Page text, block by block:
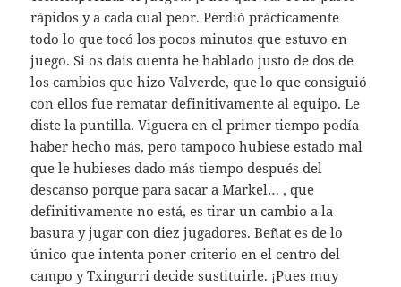
rápidos y a cada cual peor. Perdió prácticamente
todo lo que tocó los pocos minutos que estuvo en
juego. Si os dais cuenta he hablado justo de dos de
los cambios que hizo Valverde, que lo que consiguió
con ellos fue rematar definitivamente al equipo. Le
diste la puntilla. Viguera en el primer tiempo podía
haber hecho más, pero tampoco hubiese estado mal
que le hubieses dado más tiempo después del
descanso porque para sacar a Markel… , que
definitivamente no está, es tirar un cambio a la
basura y jugar con diez jugadores. Beñat es de lo
único que intenta poner criterio en el centro del
campo y Txingurri decide sustituirle. ¡Pues muy